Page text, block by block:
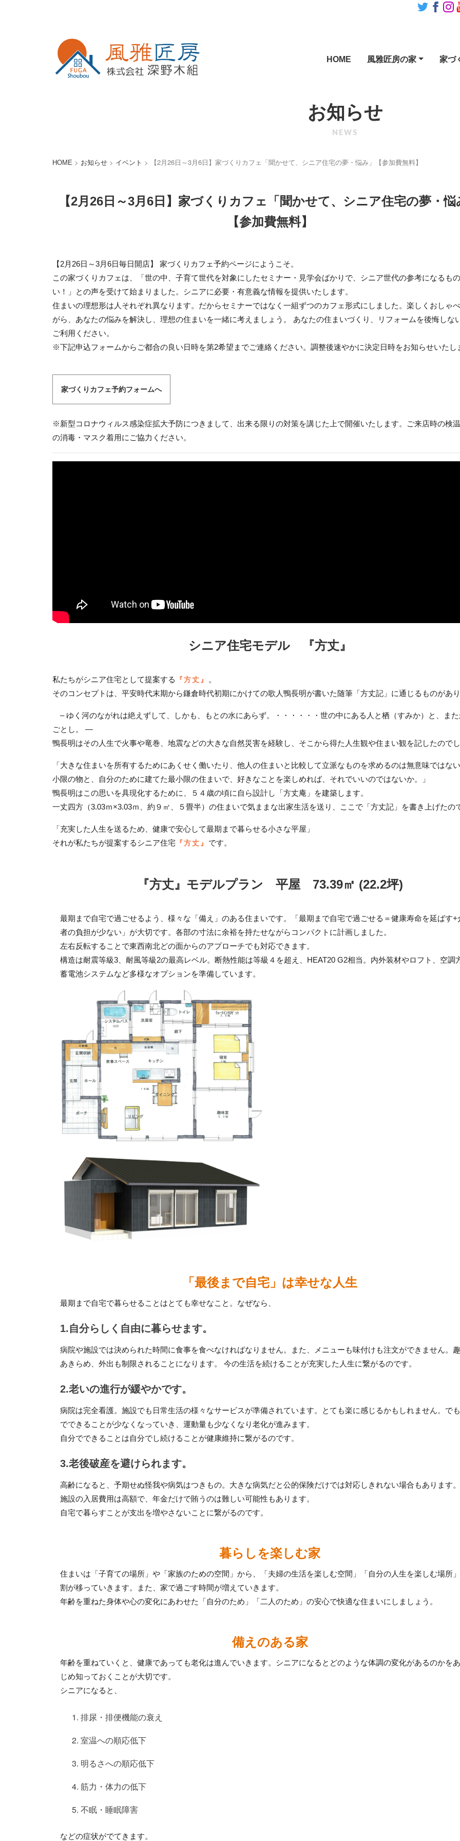
HOME 風雅匠房の家 家づ
お知らせ
NEWS
HOME > お知らせ > イベント > 【2月26日～3月6日】家づくりカフェ「聞かせて、シニア住宅の夢・悩み」【参加費無料】
【2月26日～3月6日】家づくりカフェ「聞かせて、シニア住宅の夢・悩
【参加費無料】
【2月26日～3月6日毎日開店】 家づくりカフェ予約ページにようこそ。
この家づくりカフェは、「世の中、子育て世代を対象にしたセミナー・見学会ばかりで、シニア世代の参考になるも
い！」との声を受けて始まりました。シニアに必要・有意義な情報を提供いたします。
住まいの理想形は人それぞれ異なります。だからセミナーではなく一組ずつのカフェ形式にしました。楽しくおしゃ
がら、あなたの悩みを解決し、理想の住まいを一緒に考えましょう。 あなたの住まいづくり、リフォームを後悔しな
ご利用ください。
※下記申込フォームからご都合の良い日時を第2希望までご連絡ください。調整後速やかに決定日時をお知らせいたし
家づくりカフェ予約フォームへ
※新型コロナウィルス感染症拡大予防につきまして、出来る限りの対策を講じた上で開催いたします。ご来店時の検
の消毒・マスク着用にご協力ください。
シニア住宅モデル 『方丈』
私たちがシニア住宅として提案する 『方丈』 。
そのコンセプトは、平安時代末期から鎌倉時代初期にかけての歌人鴨長明が書いた随筆「方丈記」に通じるものがあ
– ゆく河のながれは絶えずして、しかも、もとの水にあらず。・・・・・・世の中にある人と栖（すみか）と、ま
ごとし。 —
鴨長明はその人生で火事や竜巻、地震などの大きな自然災害を経験し、そこから得た人生観や住まい観を記したので
「大きな住まいを所有するためにあくせく働いたり、他人の住まいと比較して立派なものを求めるのは無意味ではな
小限の物と、自分のために建てた最小限の住まいで、好きなことを楽しめれば、それでいいのではないか。」
鴨長明はこの思いを具現化するために、５４歳の頃に自ら設計し「方丈庵」を建築します。
一丈四方（3.03ｍ×3.03ｍ、約９㎡、５畳半）の住まいで気ままな出家生活を送り、ここで「方丈記」を書き上げたの
「充実した人生を送るため、健康で安心して最期まで暮らせる小さな平屋」
それが私たちが提案するシニア住宅 『方丈』 です。
『方丈』モデルプラン 平屋 73.39㎡ (22.2坪)
最期まで自宅で過ごせるよう、様々な「備え」のある住まいです。「最期まで自宅で過ごせる＝健康寿命を延ばす+
者の負担が少ない」が大切です。各部の寸法に余裕を持たせながらコンパクトに計画しました。
左右反転することで東西南北どの面からのアプローチでも対応できます。
構造は耐震等級3、耐風等級2の最高レベル。断熱性能は等級４を超え、HEAT20 G2相当。内外装材やロフト、空調
蓄電池システムなど多様なオプションを準備しています。
「最後まで自宅」は幸せな人生
最期まで自宅で暮らせることはとても幸せなこと。なぜなら、
1.自分らしく自由に暮らせます。
病院や施設では決められた時間に食事を食べなければなりません。また、メニューも味付けも注文ができません。
あきらめ、外出も制限されることになります。 今の生活を続けることが充実した人生に繋がるのです。
2.老いの進行が緩やかです。
病院は完全看護。施設でも日常生活の様々なサービスが準備されています。とても楽に感じるかもしれません。で
でできることが少なくなっていき、運動量も少なくなり老化が進みます。
自分でできることは自分でし続けることが健康維持に繋がるのです。
3.老後破産を避けられます。
高齢になると、予期せぬ怪我や病気はつきもの。大きな病気だと公的保険だけでは対応しきれない場合もあります
施設の入居費用は高額で、年金だけで賄うのは難しい可能性もあります。
自宅で暮らすことが支出を増やさないことに繋がるのです。
暮らしを楽しむ家
住まいは「子育ての場所」や「家族のための空間」から、「夫婦の生活を楽しむ空間」「自分の人生を楽しむ場所
割が移っていきます。また、家で過ごす時間が増えていきます。
年齢を重ねた身体や心の変化にあわせた「自分のため」「二人のため」の安心で快適な住まいにしましょう。
備えのある家
年齢を重ねていくと、健康であっても老化は進んでいきます。シニアになるとどのような体調の変化があるのかを
じめ知っておくことが大切です。
シニアになると、
排尿・排便機能の衰え
室温への順応低下
明るさへの順応低下
筋力・体力の低下
不眠・睡眠障害
などの症状がでてきます。